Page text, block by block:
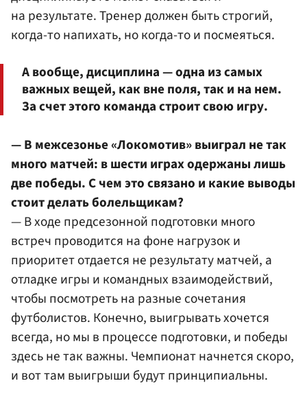
на результате. Тренер должен быть строгий,
когда-то напихать, но когда-то и посмеяться.
А вообще, дисциплина — одна из самых
важных вещей, как вне поля, так и на нем.
За счет этого команда строит свою игру.
— В межсезонье «Локомотив» выиграл не так
много матчей: в шести играх одержаны лишь
две победы. С чем это связано и какие выводы
стоит делать болельщикам?
— В ходе предсезонной подготовки много
встреч проводится на фоне нагрузок и
приоритет отдается не результату матчей, а
отладке игры и командных взаимодействий,
чтобы посмотреть на разные сочетания
футболистов. Конечно, выигрывать хочется
всегда, но мы в процессе подготовки, и победы
здесь не так важны. Чемпионат начнется скоро,
и вот там выигрыши будут принципиальны.